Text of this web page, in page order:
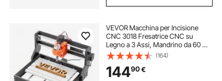
VEVOR Macchina per Incisione
CNC 3018 Fresatrice CNC su
Legno a 3 Assi, Mandrino da 60 W,
Struttura in Lega di Alluminio, Area
di Lavoro 30x18x4 cm, per Taglio e
Intaglio su Legno Acrilico Plastica
(164)
14490€